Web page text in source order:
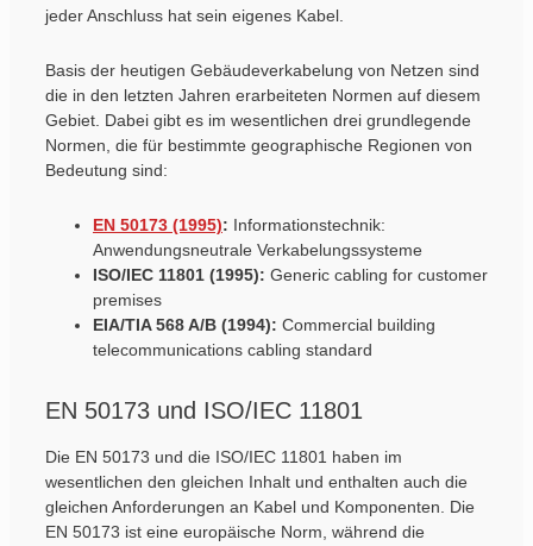
jeder Anschluss hat sein eigenes Kabel.
Basis der heutigen Gebäudeverkabelung von Netzen sind
die in den letzten Jahren erarbeiteten Normen auf diesem
Gebiet. Dabei gibt es im wesentlichen drei grundlegende
Normen, die für bestimmte geographische Regionen von
Bedeutung sind:
EN 50173 (1995): Informationstechnik:
Anwendungsneutrale Verkabelungssysteme
ISO/IEC 11801 (1995): Generic cabling for customer
premises
EIA/TIA 568 A/B (1994): Commercial building
telecommunications cabling standard
EN 50173 und ISO/IEC 11801
Die EN 50173 und die ISO/IEC 11801 haben im
wesentlichen den gleichen Inhalt und enthalten auch die
gleichen Anforderungen an Kabel und Komponenten. Die
EN 50173 ist eine europäische Norm, während die